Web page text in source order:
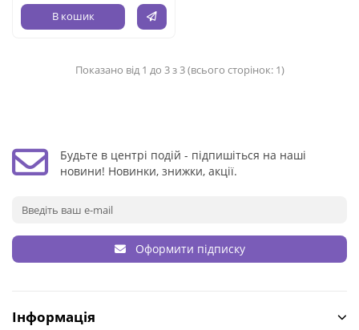
В кошик
Показано від 1 до 3 з 3 (всього сторінок: 1)
Будьте в центрі подій - підпишіться на наші
новини! Новинки, знижки, акції.
Оформити підписку
Інформація